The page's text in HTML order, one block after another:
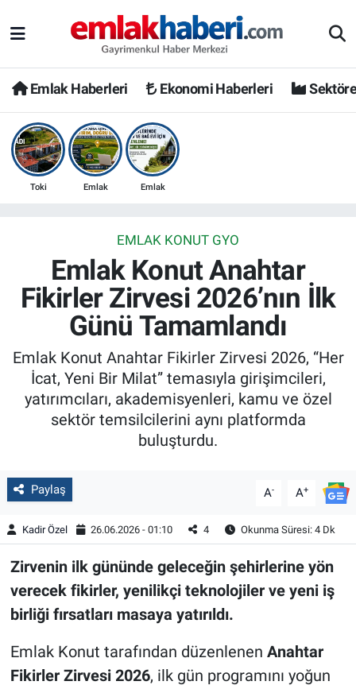
Emlak Haberleri Ekonomi Haberleri
Toki Emlak Emlak
EMLAK KONUT GYO
Emlak Konut Anahtar
Fikirler Zirvesi 2026’nın İlk
Günü Tamamlandı
Emlak Konut Anahtar Fikirler Zirvesi 2026, “Her
İcat, Yeni Bir Milat” temasıyla girişimcileri,
yatırımcıları, akademisyenleri, kamu ve özel
sektör temsilcilerini aynı platformda
buluşturdu.
Paylaş A- A+
Kadir Özel 26.06.2026 - 01:10 4 Okunma Süresi: 4 Dk
Zirvenin ilk gününde geleceğin şehirlerine yön
verecek fikirler, yenilikçi teknolojiler ve yeni iş
birliği fırsatları masaya yatırıldı.
Emlak Konut tarafından düzenlenen Anahtar
Fikirler Zirvesi 2026, ilk gün programını yoğun